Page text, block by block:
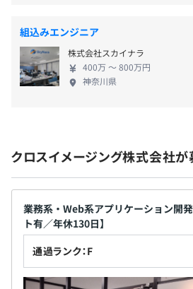
JR山手線／五反田駅
・介護休暇
・時間休暇制度
【年間休日日数130日】
■有給休暇は入社後3 ヶ月経過後
・通勤手当：通勤距離が2km以上
給
・退職金制度：補足事項なし
賞与：年2回
組込みエンジニア
株式会社スカイナラ
400万 〜 800万円
神奈川県
クロスイメージング株式会社
業務系・Web系アプリケーション開
ト有／年休130日】
通過ランク：F